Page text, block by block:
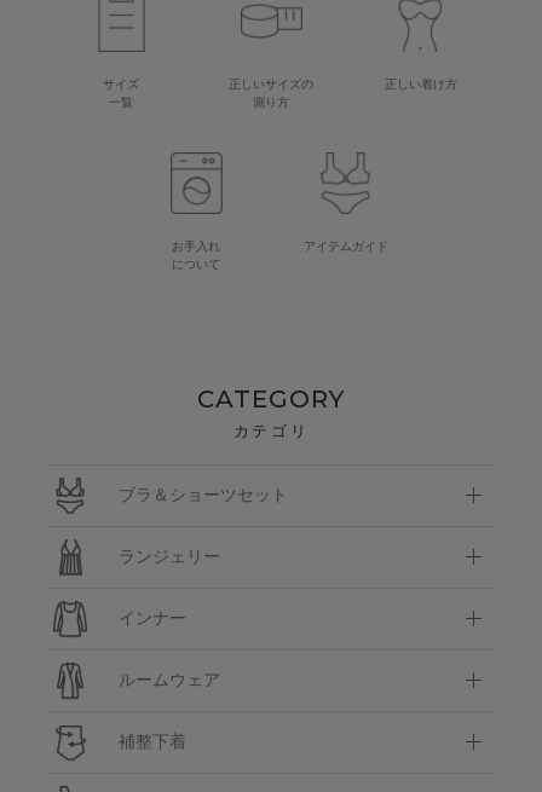
サイズ
一覧
正しいサイズの
測り方
正しい着け方
お手入れ
について
アイテムガイド
CATEGORY
カテゴリ
ブラ＆ショーツセット
ランジェリー
インナー
ルームウェア
補整下着